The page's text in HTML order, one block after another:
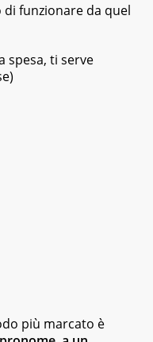
di funzionare da quel
spesa, ti serve
più marcato è